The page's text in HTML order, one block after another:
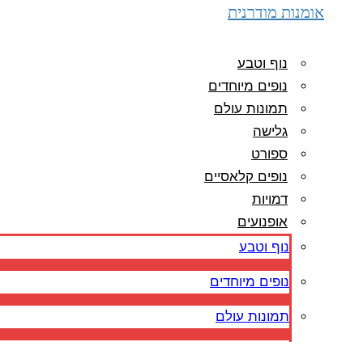
אומנות מודרנית
נוף וטבע
נופים מיוחדים
תמונות עולם
גלישה
ספורט
נופים קלאסיים
דמויות
אופנועים
נוף וטבע
נופים מיוחדים
תמונות עולם